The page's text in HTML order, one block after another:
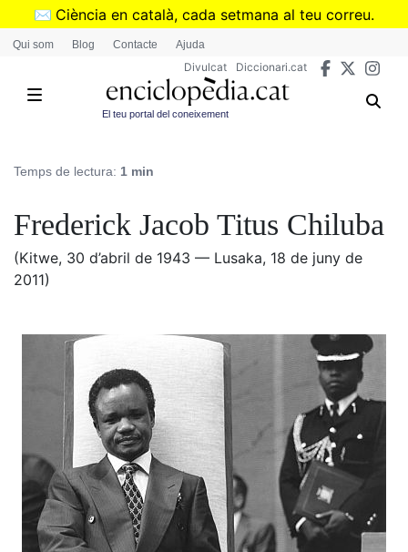
Vés
✉️ Ciència en català, cada setmana al teu correu.
➜Subscriu-te al butlletí de Divulcat
Qui som Blog Contacte Ajuda
Divulcat Diccionari.cat
El teu portal del coneixement
Temps de lectura: 1 min
Frederick Jacob Titus Chiluba
(Kitwe, 30 d’abril de 1943 — Lusaka, 18 de juny de
2011)